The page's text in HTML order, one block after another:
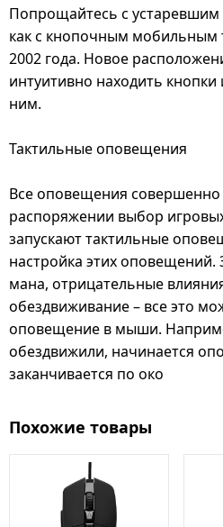
Попрощайтесь с
как с кнопочным
2002 года. Новое
интуитивно находить кнопки
ним.
Тактильные оповещения
Все оповещения
распоряжении выбор
запускают тактильные
настройка этих
мана, отрицательные
обездвиживание – все это
оповещение в мыши.
обездвижили, начинается
заканчивается по око
Похожие товары